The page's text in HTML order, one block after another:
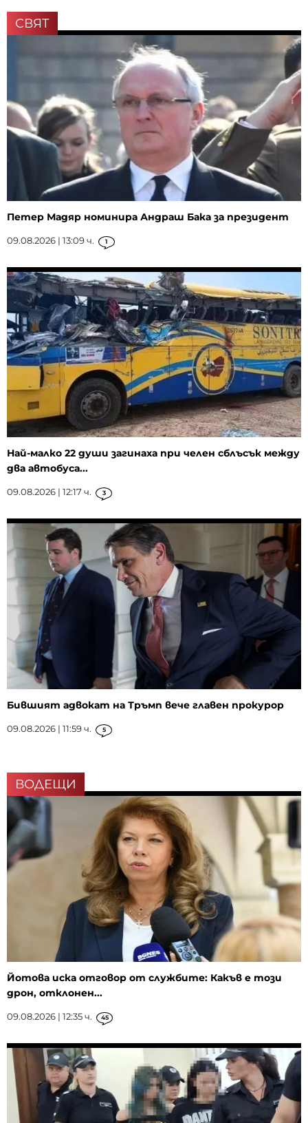
СВЯТ
Петер Мадяр номинира Андраш Бака за президент
09.08.2026 | 13:09 ч. 1
Най-малко 22 души загинаха при челен сблъсък между
два автобуса...
09.08.2026 | 12:17 ч. 3
Бившият адвокат на Тръмп вече главен прокурор
09.08.2026 | 11:59 ч. 5
ВОДЕЩИ
Йотова иска отговор от службите: Какъв е този
дрон, отклонен...
09.08.2026 | 12:35 ч. 45